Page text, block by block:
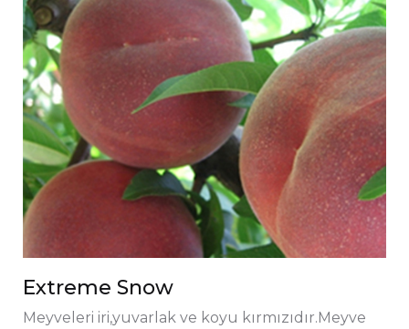
Extreme Snow
Meyveleri iri,yuvarlak ve koyu kırmızıdır.Meyve